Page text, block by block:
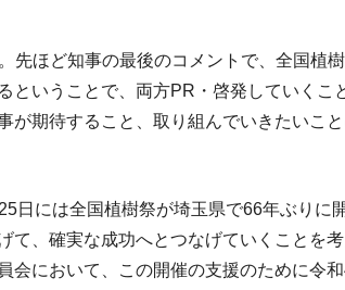
先ほど知事の最後のコメントで、全国植
ということで、両方PR・啓発していく
が期待すること、取り組んでいきたいこ
日には全国植樹祭が埼玉県で66年ぶりに
て、確実な成功へとつなげていくことを
会において、この開催の支援のために令